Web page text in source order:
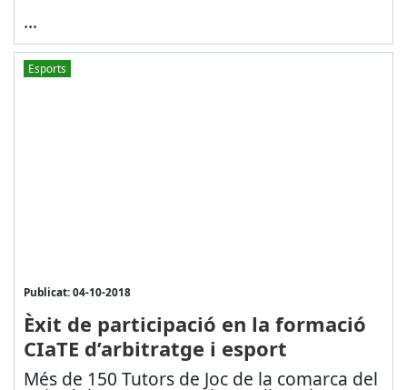
...
Esports
Publicat: 04-10-2018
Èxit de participació en la formació
CIaTE d’arbitratge i esport
Més de 150 Tutors de Joc de la comarca del